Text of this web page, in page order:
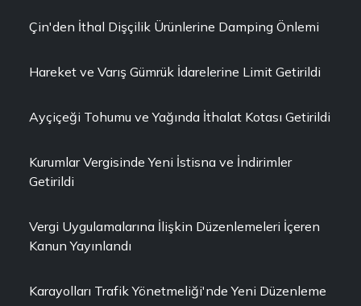
Çin'den İthal Dişçilik Ürünlerine Damping Önlemi
Hareket ve Varış Gümrük İdarelerine Limit Getirildi
Ayçiçeği Tohumu ve Yağında İthalat Kotası Getirildi
Kurumlar Vergisinde Yeni İstisna ve İndirimler
Getirildi
Vergi Uygulamalarına İlişkin Düzenlemeleri İçeren
Kanun Yayınlandı
Karayolları Trafik Yönetmeliği'nde Yeni Düzenleme